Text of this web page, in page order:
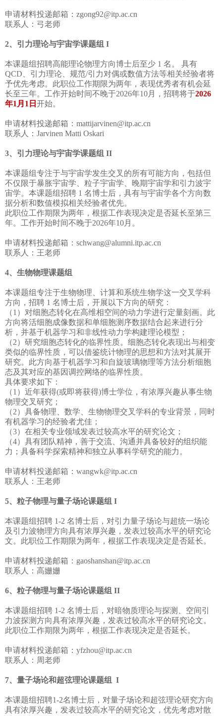
申请材料投递邮箱：zgong92@itp.ac.cn
联系人：弓老师
2、引力理论与宇宙学课题组 I
本课题组招聘高能理论物理方向博士后至少 1 名。 具有
QCD、引力理论、规范/引力对偶或数值方法等相关经验者将
予优先考虑。此职位工作期限为两年，表现优秀者有机会延
长至三年。工作开始时间不晚于2026年10月，招聘将于2026
年1月1日 开始。
申请材料投递邮箱：mattijarvinen@itp.ac.cn
联系人：Jarvinen Matti Oskari
3、引力理论与宇宙学课题组 II
本课题组专注于与宇宙学发生交叉的所有可能方向，包括但
不仅限于暴胀宇宙学、粒子宇宙学、晚期宇宙学和引力波宇
宙学。本课题组招聘 1 名博士后，具有与宇宙学各个方向数
据分析和数值模拟相关经验者优先。
此职位工作期限为两年，根据工作表现决定是否延长至第三
年。工作开始时间不晚于2026年10月。
申请材料投递邮箱：schwang@alumni.itp.ac.cn
联系人：王老师
4、生物物理课题组
本课题组专注于生物物理、计算和系统生物学这一交叉学科
方向，招聘 1 名博士后，开展以下方向的研究：
（1）对细胞态转化在高维相空间的动力学进行定量刻画。此
方向将活细胞成像数据和单细胞测序数据结合起来进行分
析，并基于机器学习和非线性动力学构建理论模型；
（2）研究细胞态转化的临界性质。细胞态转化表现出与相变
类似的临界性质，可以借鉴统计物理的思想和方法对其展开
研究。此方向基于机器学习和自旋玻璃物理等方法分析细胞
态及其对应的基因调控网络的临界性质。
具体要求如下：
（1）近年获得(或即将获得)博士学位，有浓厚兴趣从事生物
物理交叉研究；
（2）具备物理、数学、生物物理交叉学科的专业背景，同时
有机器学习的经验者尤佳；
（3）在相关专业领域发表过较高水平的研究论文；
（4）具有团队精神，善于交流、沟通并具备较好的组织能
力；具备科学探索精神和独立从事科学研究的能力。
申请材料投递邮箱：wangwk@itp.ac.cn
联系人：王老师
5、粒子物理与量子场论课题组 I
本课题组招聘 1-2 名博士后，对引力量子场论与超统一场论
及引力波物理方向具有浓厚兴趣，发表过较高水平的研究论
文。此职位工作期限为两年，根据工作表现决定是否延长。
申请材料投递邮箱：gaoshanshan@itp.ac.cn
联系人：高姗姗
6、粒子物理与量子场论课题组 II
本课题组招聘 1-2 名博士后，对暗物质理论与探测、空间引
力波探测方向具有浓厚兴趣，发表过较高水平的研究论文。
此职位工作期限为两年，根据工作表现决定是否延长。
申请材料投递邮箱：yfzhou@itp.ac.cn
联系人：周老师
7、量子场论和超弦理论课题组 I
本课题组招聘1-2名博士后，对量子场论和超弦理论研究方向
具有浓厚兴趣，发表过较高水平的研究论文，优先考虑对散